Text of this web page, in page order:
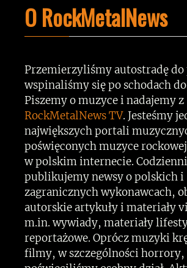
O RockMetalNews
Przemierzyliśmy autostradę do
wspinaliśmy się po schodach
Piszemy o muzyce i nadajemy z
RockMetalNews TV. Jesteśmy
największych portali
poświęconych muzyce
w polskim internecie.
publikujemy newsy o polskich i
zagranicznych wykonawcach,
autorskie artykuły i materiały
m.in. wywiady, materiały
reportażowe. Oprócz muzyki
filmy, w szczególności